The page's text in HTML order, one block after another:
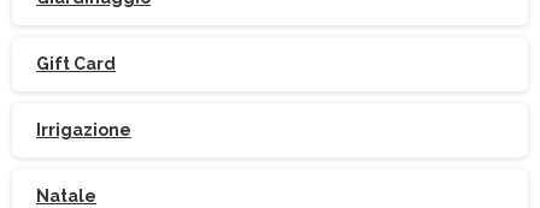
Gift Card
Irrigazione
Natale